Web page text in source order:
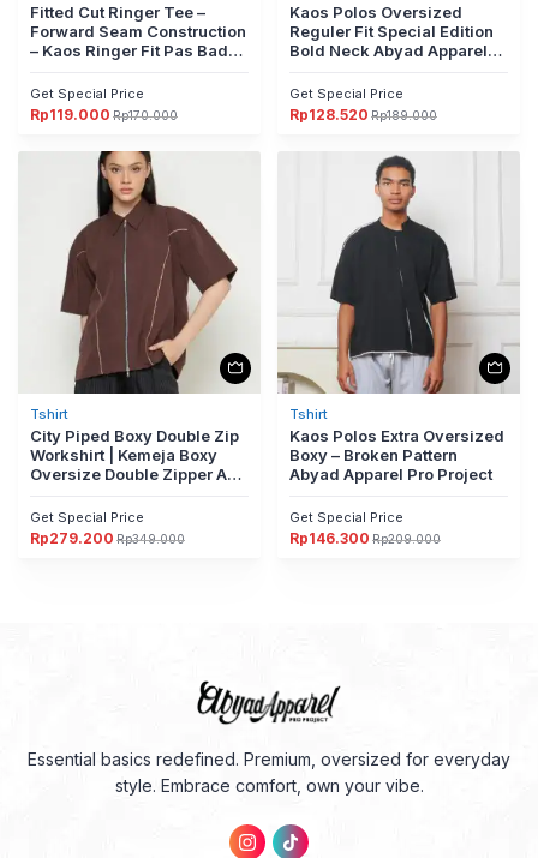
Fitted Cut Ringer Tee –
Forward Seam Construction
– Kaos Ringer Fit Pas Badan
Project
Get Special Price
Rp170.000
Harga
Rp170.000.
Rp119.000
Harga
Rp119.000.
Kaos Polos Oversized
Reguler Fit Special Edition
Bold Neck Abyad Apparel
Get Special Price
Rp189.000
Harga
Rp128.520
Harga
Tshirt
City Piped Boxy Double Zip
Workshirt | Kemeja Boxy
Oversize Double Zipper Anti
Get Special Price
Rp349.000
Harga
Rp279.200
Harga
Tshirt
Kaos Polos Extra Oversized
Boxy – Broken Pattern
Abyad Apparel Pro Project
Get Special Price
Rp209.000
Harga
Rp146.300
Harga
Essential basics redefined. Premium, oversized for everyday
style. Embrace comfort, own your vibe.